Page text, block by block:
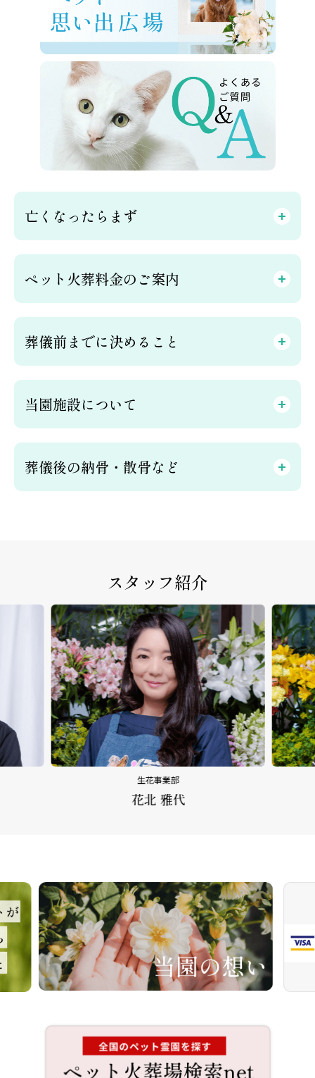
亡くなったらまず
ペット火葬料金のご案内
葬儀前までに決めること
当園施設について
葬儀後の納骨・散骨など
スタッフ紹介
生花事業部
花北 雅代